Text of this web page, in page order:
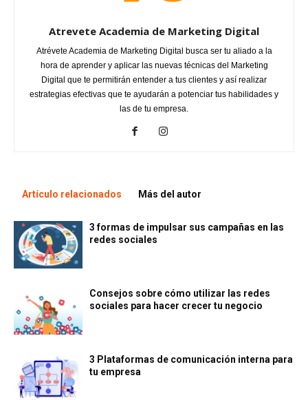
Atrevete Academia de Marketing Digital
Atrévete Academia de Marketing Digital busca ser tu aliado a la
hora de aprender y aplicar las nuevas técnicas del Marketing
Digital que te permitirán entender a tus clientes y así realizar
estrategias efectivas que te ayudarán a potenciar tus habilidades y
las de tu empresa.
Artículo relacionados Más del autor
3 formas de impulsar sus campañas en las
redes sociales
Consejos sobre cómo utilizar las redes
sociales para hacer crecer tu negocio
3 Plataformas de comunicación interna para
tu empresa